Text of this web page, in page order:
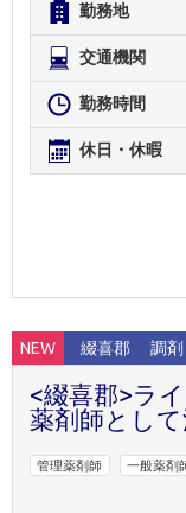
勤務地
交通機関
勤務時間
休日・休暇
NEW 綴喜郡 調剤
<綴喜郡>ラ
薬剤師とし
管理薬剤師 一般薬剤